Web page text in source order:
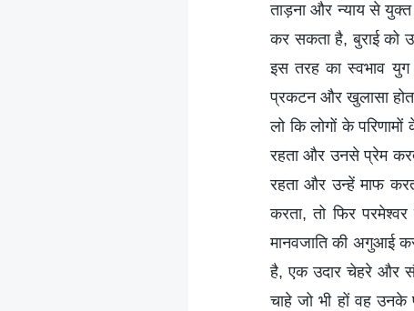
ताड़ना और न्याय से
कर सकता है, बुराई को
इस तरह का स्वभाव युग
प्रकटन और खुलासा
लो कि लोगों के
रहता और उनसे प्रेम
रहता और उन्हें माफ
करता, तो फिर
मानवजाति की अगुआई
है, एक उदार चेहरे और
चाहे जो भी हों वह उनके